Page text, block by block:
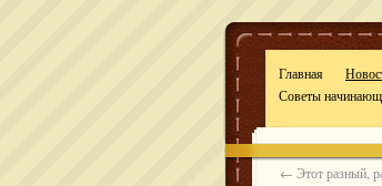
OlgaBook
Главная
Советы
← Этот разный,